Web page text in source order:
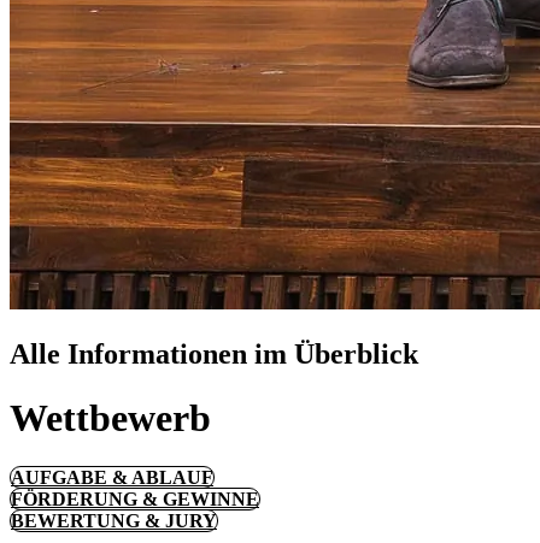
Alle Informationen im Überblick
Wett­bewerb
AUFGABE & ABLAUF
FÖRDERUNG & GEWINNE
BEWERTUNG & JURY